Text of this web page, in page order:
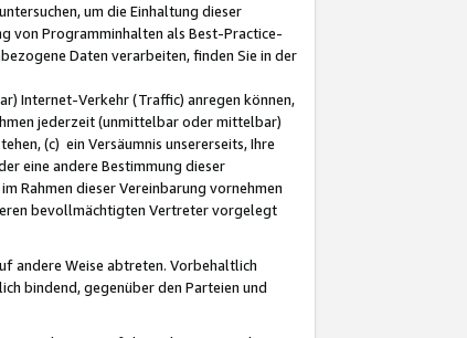
um die Einhaltung dieser
von Programminhalten als Best-Practice-
Daten verarbeiten, finden Sie in der
Internet-Verkehr (Traffic) anregen können,
jederzeit (unmittelbar oder mittelbar)
(c) ein Versäumnis unsererseits, Ihre
eine andere Bestimmung dieser
Rahmen dieser Vereinbarung vornehmen
bevollmächtigten Vertreter vorgelegt
andere Weise abtreten. Vorbehaltlich
bindend, gegenüber den Parteien und